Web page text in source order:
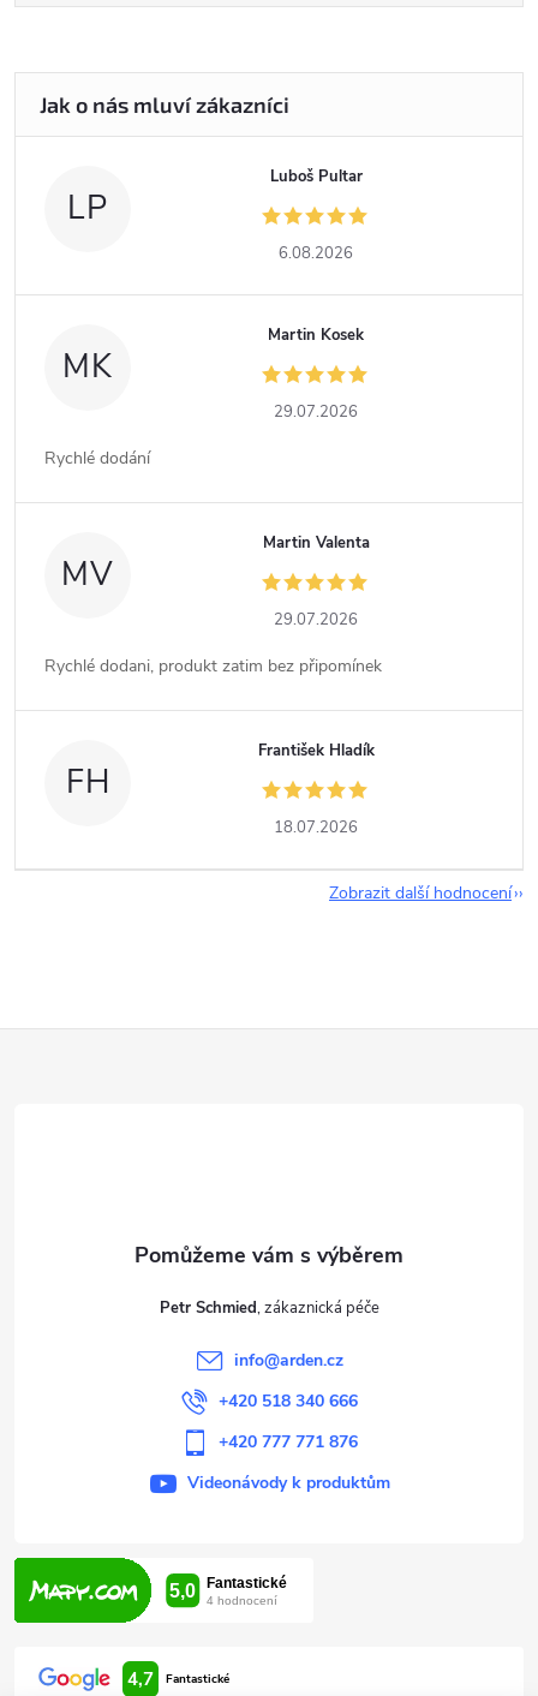
LP
Luboš Pultar
6.08.2026
MK
Martin Kosek
29.07.2026
Rychlé dodání
MV
Martin Valenta
29.07.2026
Rychlé dodani, produkt zatim bez připomínek
FH
František Hladík
18.07.2026
Zobrazit další hodnocení
Petr Schmied
info@arden.cz
+420 518 340 666
+420 777 771 876
Videonávody k produktům
4,7 Fantastické